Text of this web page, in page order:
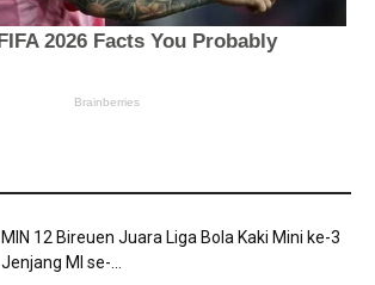
MIN 12 Bireuen Juara Liga Bola Kaki Mini ke-3
Jenjang MI se-...